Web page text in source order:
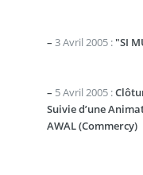
– 3 Avril 2005 : "SI
– 5 Avril 2005 :
Suivie d’une
AWAL (Commercy)